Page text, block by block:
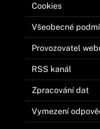
Cookies
Všeobecné
Provozovatel
RSS kanál
Zpracování dat
Vymezení